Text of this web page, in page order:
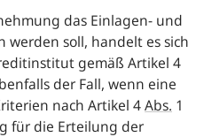
das Einlagen- und
werden soll, handelt es sich
gemäß Artikel 4
der Fall, wenn eine
nach Artikel 4Abs. 1
für die Erteilung der